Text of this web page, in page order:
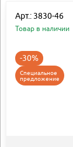
Арт.: 3830-46
Товар в наличии
-30%
Специальное
предложение